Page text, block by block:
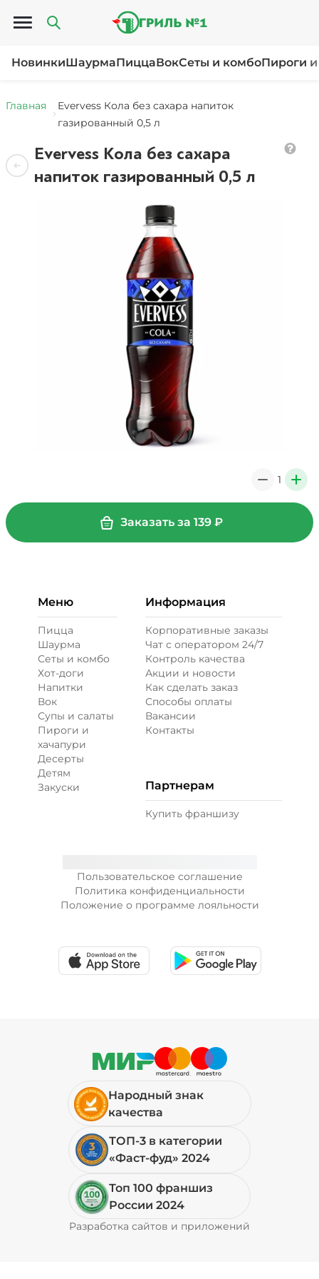
Открыть меню
НовинкиШаурмаПиццаВокСеты и комбоПироги
Главная
Evervess Кола без сахара напиток
газированный 0,5 л
Evervess Кола без сахара
напиток газированный 0,5 л
1 +
Заказать за 139₽
Пользовательское соглашение
Политика конфиденциальности
Положение о программе лояльности
Меню
Пицца
Шаурма
Сеты и комбо
Хот-доги
Напитки
Вок
Супы и салаты
Пироги и
хачапури
Десерты
Детям
Закуски
Информация
Корпоративные заказы
Чат с оператором 24/7
Контроль качества
Акции и новости
Как сделать заказ
Способы оплаты
Вакансии
Контакты
Партнерам
Купить франшизу
Народный знак
качества
ТОП-3 в категории
«Фаст-фуд» 2024
Топ 100 франшиз
России 2024
Разработка сайтов и приложений
Pyrobyte